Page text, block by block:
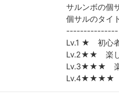
サルンボの個
個サルのタイ
---------------
Lv.1 ★ 初心
Lv.2★★ 楽し
Lv.3★★★ 楽
Lv.4★★★★ ス